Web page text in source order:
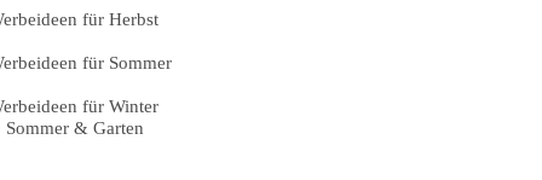
für Herbst
für Sommer
für Winter
Sommer & Garten